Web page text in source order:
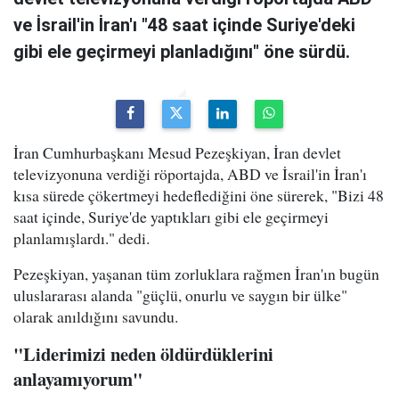
ve İsrail'in İran'ı "48 saat içinde Suriye'deki
gibi ele geçirmeyi planladığını" öne sürdü.
İran Cumhurbaşkanı Mesud Pezeşkiyan, İran devlet
televizyonuna verdiği röportajda, ABD ve İsrail'in İran'ı
kısa sürede çökertmeyi hedeflediğini öne sürerek, "Bizi 48
saat içinde, Suriye'de yaptıkları gibi ele geçirmeyi
planlamışlardı." dedi.
Pezeşkiyan, yaşanan tüm zorluklara rağmen İran'ın bugün
uluslararası alanda "güçlü, onurlu ve saygın bir ülke"
olarak anıldığını savundu.
"Liderimizi neden öldürdüklerini
anlayamıyorum"